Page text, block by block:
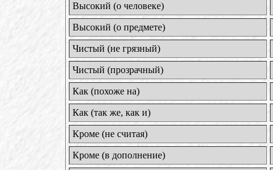
Высокий (о человеке)
Высокий (о предмете)
Чистый (не грязный)
Чистый (прозрачный)
Как (похоже на)
Как (так же, как и)
Кроме (не считая)
Кроме (в дополнение)